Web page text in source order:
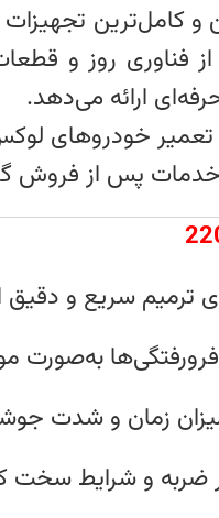
و کامل‌ترین
از فناوری روز و
ارائه می‌دهد.
خودروهای لوکس
خدمات پس از فروش
ترمیم سریع و دقیق
به‌صورت
زمان و شدت
ضربه و شرایط سخت